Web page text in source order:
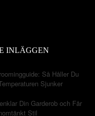
INLÄGGEN
Så Håller Du
Sjunker
Din Garderob och Får
Stil